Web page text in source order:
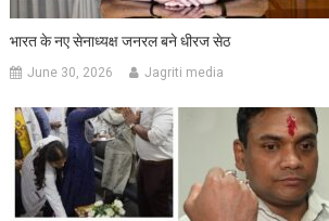
भारत के नए सेनाध्यक्ष जनरल बने धीरज सेठ
June 30, 2026 Jagriti media